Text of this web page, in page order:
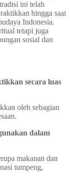
ini telah
hingga saat
Indonesia.
tetapi juga
sosial dan
secara luas
oleh sebagian
dalam
makanan dan
tumpeng,